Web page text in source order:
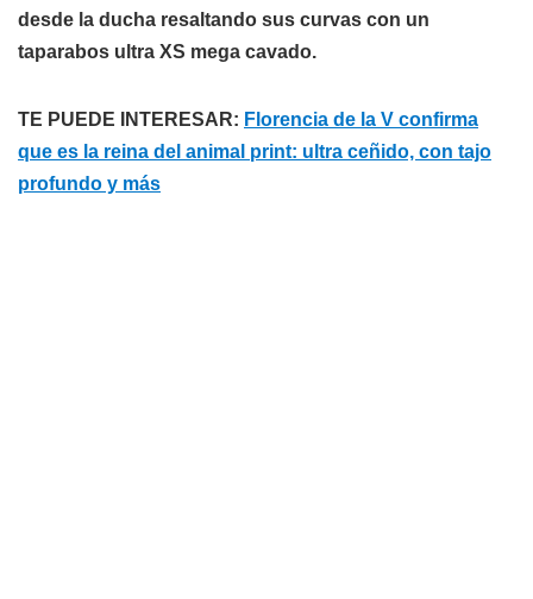
desde la ducha resaltando sus curvas con un
taparabos ultra XS mega cavado.
TE PUEDE INTERESAR: Florencia de la V confirma
que es la reina del animal print: ultra ceñido, con tajo
profundo y más